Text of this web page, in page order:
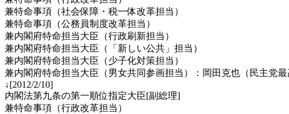
兼特命事項（社会保障・税一体改革担当）
兼特命事項（公務員制度改革担当）
兼内閣府特命担当大臣（行政刷新担当）
兼内閣府特命担当大臣（「新しい公共」担当）
兼内閣府特命担当大臣（少子化対策担当）
兼内閣府特命担当大臣（男女共同参画担当）：岡田克也（民主党最
↓[2012/2/10]
内閣法第九条の第一順位指定大臣[副総理]
兼特命事項（行政改革担当）